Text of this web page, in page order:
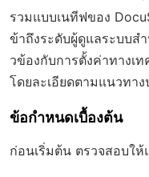
รวมแบบเนทีฟของ
ข้าถึงระดับผู้ดูแลระบบส
วข้องกับการตั้งค่าทางเ
โดยละเอียดตามแนวทา
ข้อกำหนดเบื้องต้น
ก่อนเริ่มต้น ตรวจสอบใ